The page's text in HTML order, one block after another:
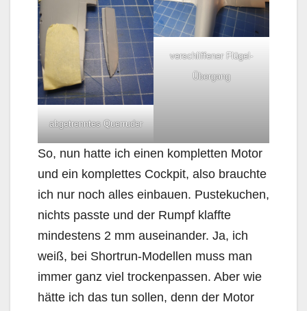
abgetrenntes Querruder
verschliffener Flügel-
Übergang
So, nun hatte ich einen kompletten Motor
und ein komplettes Cockpit, also brauchte
ich nur noch alles einbauen. Pustekuchen,
nichts passte und der Rumpf klaffte
mindestens 2 mm auseinander. Ja, ich
weiß, bei Shortrun-Modellen muss man
immer ganz viel trockenpassen. Aber wie
hätte ich das tun sollen, denn der Motor